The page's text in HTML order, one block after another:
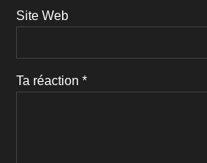
Site Web
Ta réaction *